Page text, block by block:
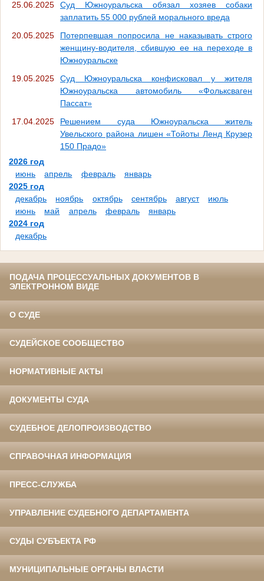
25.06.2025
Суд Южноуральска обязал хозяев собаки
заплатить 55 000 рублей морального вреда
20.05.2025
Потерпевшая попросила не наказывать строго
женщину-водителя, сбившую ее на переходе в
Южноуральске
19.05.2025
Суд Южноуральска конфисковал у жителя
Южноуральска автомобиль «Фольксваген
Пассат»
17.04.2025
Решением суда Южноуральска житель
Увельского района лишен «Тойоты Ленд Крузер
150 Прадо»
2026 год
июнь
апрель февраль
январь
2025 год
декабрь
ноябрь октябрь сентябрь август
июль
июнь
май апрель февраль
январь
2024 год
декабрь
ПОДАЧА ПРОЦЕССУАЛЬНЫХ ДОКУМЕНТОВ В
ЭЛЕКТРОННОМ ВИДЕ
О СУДЕ
СУДЕЙСКОЕ СООБЩЕСТВО
НОРМАТИВНЫЕ АКТЫ
ДОКУМЕНТЫ СУДА
СУДЕБНОЕ ДЕЛОПРОИЗВОДСТВО
СПРАВОЧНАЯ ИНФОРМАЦИЯ
ПРЕСС-СЛУЖБА
УПРАВЛЕНИЕ СУДЕБНОГО ДЕПАРТАМЕНТА
СУДЫ СУБЪЕКТА РФ
МУНИЦИПАЛЬНЫЕ ОРГАНЫ ВЛАСТИ